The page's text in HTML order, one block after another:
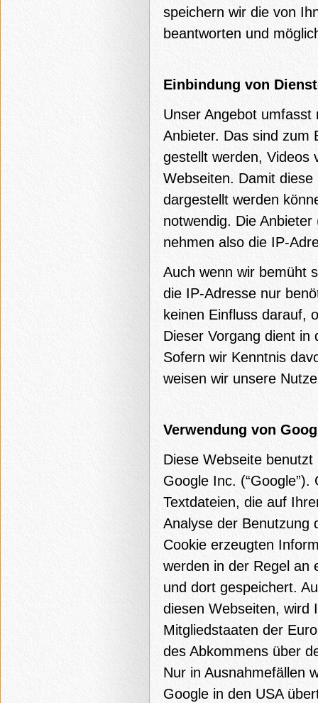
speichern wir die von
beantworten und
Einbindung von
Unser Angebot
Anbieter. Das sind zum
gestellt werden, Videos
Webseiten. Damit
dargestellt werden
notwendig. Die
nehmen also die IP-
Auch wenn wir bemüht
die IP-Adresse nur
keinen Einfluss darauf,
Dieser Vorgang dient
Sofern wir Kenntnis
weisen wir unsere
Verwendung von
Diese Webseite
Google Inc. (“Google”).
Textdateien, die auf
Analyse der Benutzung
Cookie erzeugten
werden in der Regel an
und dort gespeichert.
diesen Webseiten, wird
Mitgliedstaaten der
des Abkommens über
Nur in Ausnahmefällen
Google in den USA